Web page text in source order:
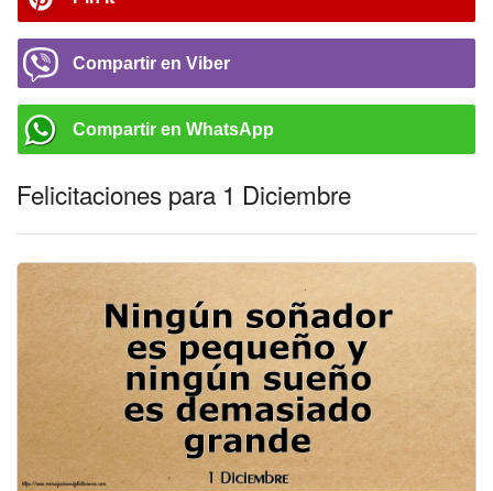
Compartir en Viber
Compartir en WhatsApp
Felicitaciones para 1 Diciembre